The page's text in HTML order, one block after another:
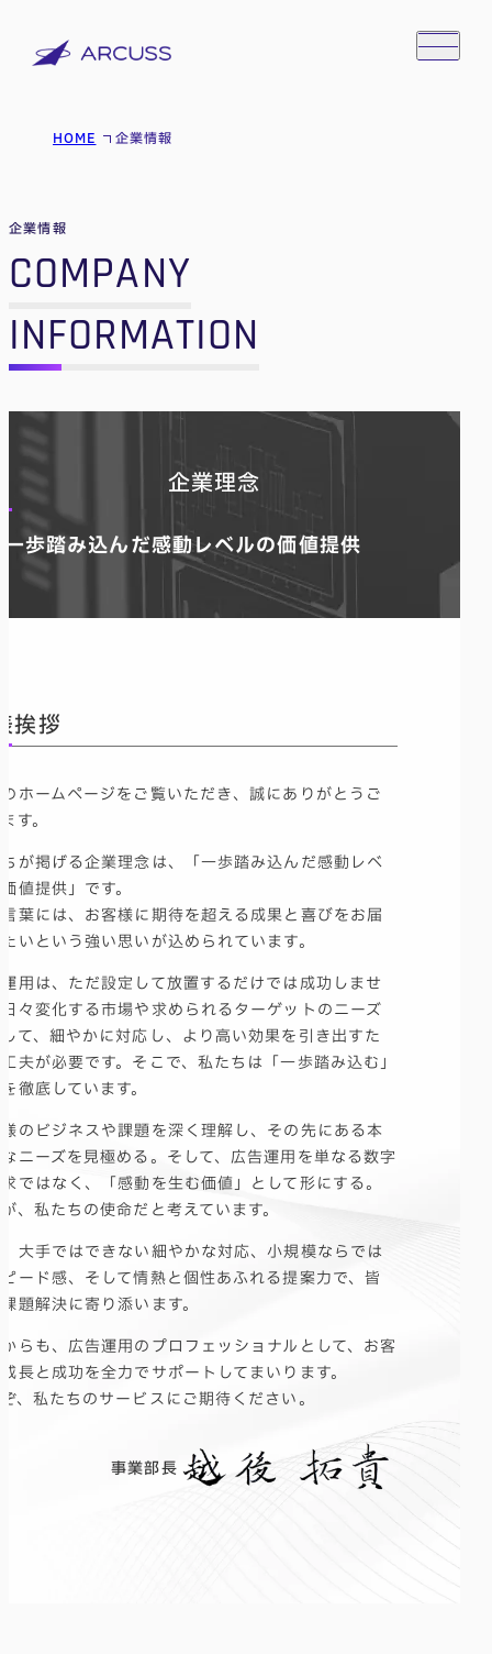
HOME 企業情報
企業情報
COMPANY
INFORMATION
企業理念
一歩踏み込んだ感動レベルの価値提供
挨拶
ホームページをご覧いただき、誠にありがとうご
す。
が掲げる企業理念は、「一歩踏み込んだ感動レベ
値提供」です。
葉には、お客様に期待を超える成果と喜びをお届
いという強い思いが込められています。
用は、ただ設定して放置するだけでは成功しませ
々変化する市場や求められるターゲットのニーズ
て、細やかに対応し、より高い効果を引き出すた
夫が必要です。そこで、私たちは「一歩踏み込む」
徹底しています。
のビジネスや課題を深く理解し、その先にある本
ニーズを見極める。そして、広告運用を単なる数字
ではなく、「感動を生む価値」として形にする。
、私たちの使命だと考えています。
大手ではできない細やかな対応、小規模ならでは
ード感、そして情熱と個性あふれる提案力で、皆
題解決に寄り添います。
らも、広告運用のプロフェッショナルとして、お客
長と成功を全力でサポートしてまいります。
、私たちのサービスにご期待ください。
事業部長